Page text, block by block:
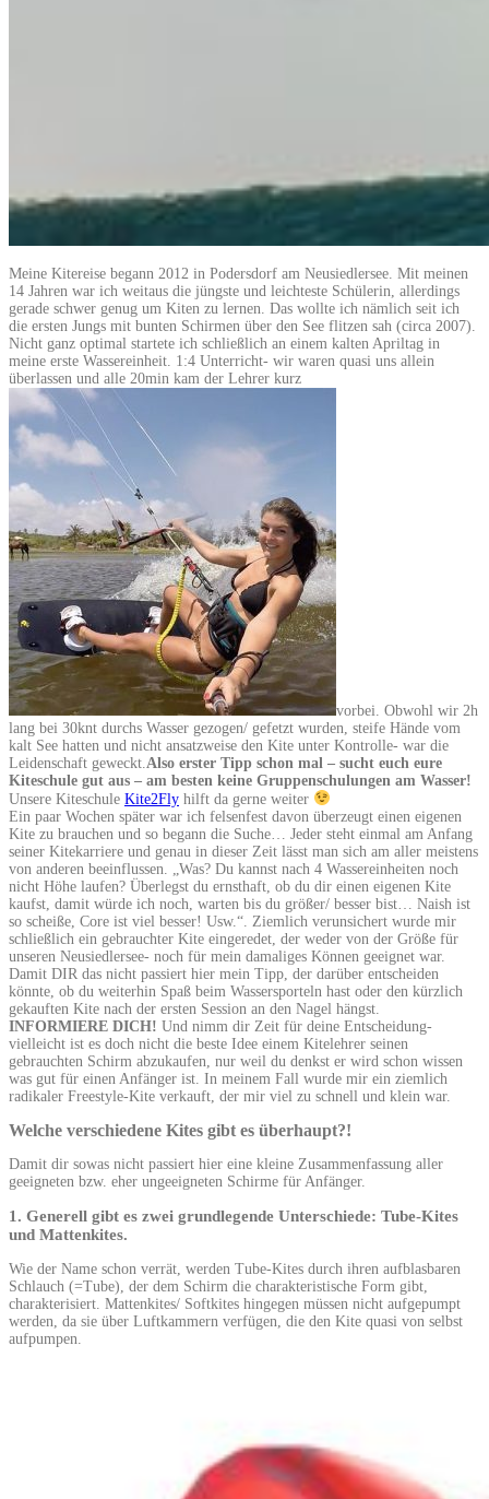
Meine Kitereise begann 2012 in Podersdorf am Neusiedlersee. Mit meinen
14 Jahren war ich weitaus die jüngste und leichteste Schülerin, allerdings
gerade schwer genug um Kiten zu lernen. Das wollte ich nämlich seit ich
die ersten Jungs mit bunten Schirmen über den See flitzen sah (circa 2007).
Nicht ganz optimal startete ich schließlich an einem kalten Apriltag in
meine erste Wassereinheit. 1:4 Unterricht- wir waren quasi uns allein
überlassen und alle 20min kam der Lehrer kurz
vorbei. Obwohl wir 2h
lang bei 30knt durchs Wasser gezogen/ gefetzt wurden, steife Hände vom
kalt See hatten und nicht ansatzweise den Kite unter Kontrolle- war die
Leidenschaft geweckt.Also erster Tipp schon mal – sucht euch eure
Kiteschule gut aus – am besten keine Gruppenschulungen am Wasser!
Unsere Kiteschule Kite2Fly hilft da gerne weiter
Ein paar Wochen später war ich felsenfest davon überzeugt einen eigenen
Kite zu brauchen und so begann die Suche… Jeder steht einmal am Anfang
seiner Kitekarriere und genau in dieser Zeit lässt man sich am aller meistens
von anderen beeinflussen. „Was? Du kannst nach 4 Wassereinheiten noch
nicht Höhe laufen? Überlegst du ernsthaft, ob du dir einen eigenen Kite
kaufst, damit würde ich noch, warten bis du größer/ besser bist… Naish ist
so scheiße, Core ist viel besser! Usw.“. Ziemlich verunsichert wurde mir
schließlich ein gebrauchter Kite eingeredet, der weder von der Größe für
unseren Neusiedlersee- noch für mein damaliges Können geeignet war.
Damit DIR das nicht passiert hier mein Tipp, der darüber entscheiden
könnte, ob du weiterhin Spaß beim Wassersporteln hast oder den kürzlich
gekauften Kite nach der ersten Session an den Nagel hängst.
INFORMIERE DICH! Und nimm dir Zeit für deine Entscheidung-
vielleicht ist es doch nicht die beste Idee einem Kitelehrer seinen
gebrauchten Schirm abzukaufen, nur weil du denkst er wird schon wissen
was gut für einen Anfänger ist. In meinem Fall wurde mir ein ziemlich
radikaler Freestyle-Kite verkauft, der mir viel zu schnell und klein war.
Welche verschiedene Kites gibt es überhaupt?!
Damit dir sowas nicht passiert hier eine kleine Zusammenfassung aller
geeigneten bzw. eher ungeeigneten Schirme für Anfänger.
1. Generell gibt es zwei grundlegende Unterschiede: Tube-Kites
und Mattenkites.
Wie der Name schon verrät, werden Tube-Kites durch ihren aufblasbaren
Schlauch (=Tube), der dem Schirm die charakteristische Form gibt,
charakterisiert. Mattenkites/ Softkites hingegen müssen nicht aufgepumpt
werden, da sie über Luftkammern verfügen, die den Kite quasi von selbst
aufpumpen.